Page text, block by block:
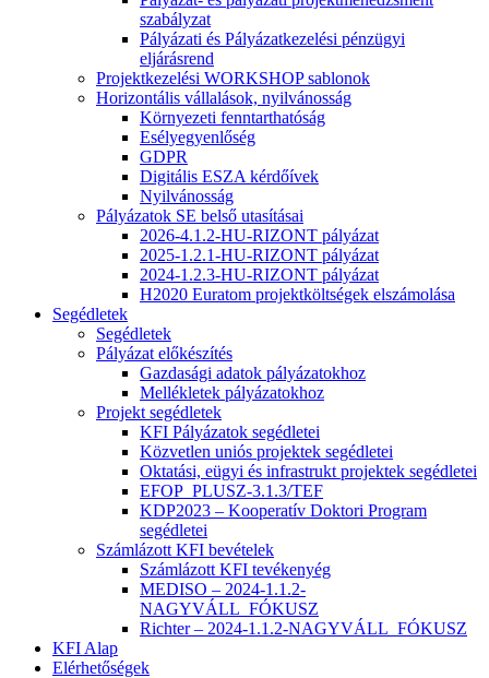
szabályzat
Pályázati és Pályázatkezelési pénzügyi
eljárásrend
Projektkezelési WORKSHOP sablonok
Horizontális vállalások, nyilvánosság
Környezeti fenntarthatóság
Esélyegyenlőség
GDPR
Digitális ESZA kérdőívek
Nyilvánosság
Pályázatok SE belső utasításai
2026-4.1.2-HU-RIZONT pályázat
2025-1.2.1-HU-RIZONT pályázat
2024-1.2.3-HU-RIZONT pályázat
H2020 Euratom projektköltségek elszámolása
Segédletek
Segédletek
Pályázat előkészítés
Gazdasági adatok pályázatokhoz
Mellékletek pályázatokhoz
Projekt segédletek
KFI Pályázatok segédletei
Közvetlen uniós projektek segédletei
Oktatási, eügyi és infrastrukt projektek segédletei
EFOP_PLUSZ-3.1.3/TEF
KDP2023 – Kooperatív Doktori Program
segédletei
Számlázott KFI bevételek
Számlázott KFI tevékenyég
MEDISO – 2024-1.1.2-
NAGYVÁLL_FÓKUSZ
Richter – 2024-1.1.2-NAGYVÁLL_FÓKUSZ
KFI Alap
Elérhetőségek